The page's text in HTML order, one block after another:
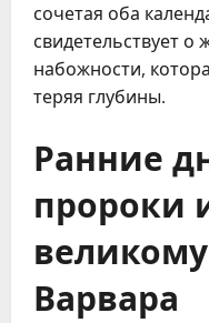
сочетая оба
свидетельствует
набожности,
теряя глубины.
Ранние
пророки
Варвара